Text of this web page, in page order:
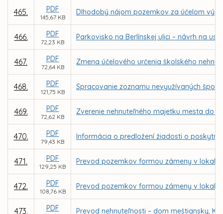
465. PDF
145,67 KB
Dlhodobý nájom pozemkov za účelom
466. PDF
72,23 KB
Parkovisko na Berlínskej ulici – návrh na
467. PDF
72,64 KB
Zmena účelového určenia školského
468. PDF
121,75 KB
Spracovanie zoznamu nevyužívaných
469. PDF
72,62 KB
Zverenie nehnuteľného majetku mesta do
470. PDF
79,43 KB
Informácia o predložení žiadosti o
471. PDF
129,25 KB
Prevod pozemkov formou zámeny v
472. PDF
108,76 KB
Prevod pozemkov formou zámeny v
473. PDF Prevod nehnuteľnosti – dom meštiansky,